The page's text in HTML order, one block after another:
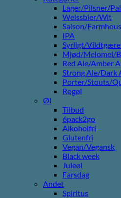
Lager/Pilsner/
Weissbier/Wit
Saison/
IPA
Syrligt/
Mjød/Melomel/
Red Ale/Amber
Strong Ale/Dark
Porter/Stouts/
Røgøl
Øl
Tilbud
6pack2go
Alkoholfri
Glutenfri
Vegan/Vegansk
Black week
Juleøl
Farsdag
Andet
Spiritus